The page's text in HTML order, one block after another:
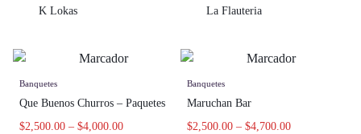
K Lokas La Flauteria
Banquetes
Que Buenos Churros – Paquetes
$2,500.00 – $4,000.00
Banquetes
Maruchan Bar
$2,500.00 – $4,700.00